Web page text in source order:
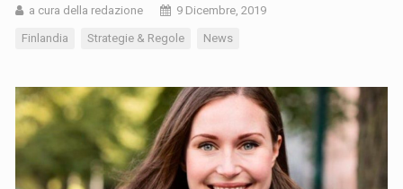
a cura della redazione 9 Dicembre, 2019
Finlandia Strategie & Regole News